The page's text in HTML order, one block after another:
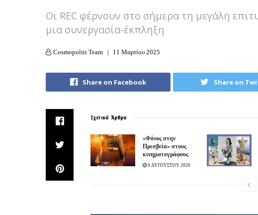
Οι REC φέρνουν στο σήμερα τη μεγάλη
μια συνεργασία-έκπληξη
Cosmopoliti Team 11 Μαρτίου 2025
Share on Facebook Share on
Σχετικά Άρθρα
«Φόνος στην
Πρεσβεία» στους
κινηματογράφους
9 ΑΥΓΟΥΣΤΟΥ 2026